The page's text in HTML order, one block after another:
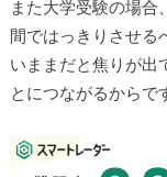
また大学受験の場合
間ではっきりさせる
いままだと焦りが出
とにつながるからで